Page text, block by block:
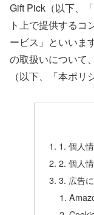
Gift Pick（以下、
ト上で提供するコ
ービス」といいま
の取扱いについて
（以下、「本ポリ
1. 個人
2. 個人
3. 広告